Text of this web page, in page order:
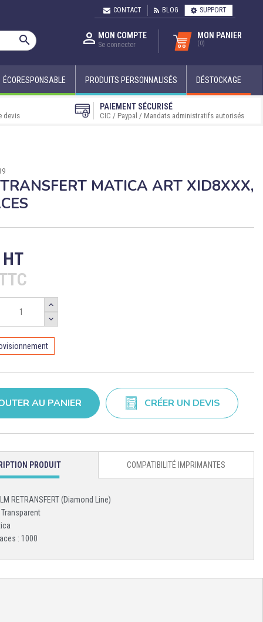
CONTACT BLOG SUPPORT
  MON COMPTE
Se connecter
MON PANIER
(0)
ÉCORESPONSABLE PRODUITS PERSONNALISÉS DÉSTOCKAGE
devis
PAIEMENT SÉCURISÉ
CIC / Paypal / Mandats administratifs autorisés
MATICA ART XID8XXX,
AU PANIER CRÉER UN DEVIS
PRODUIT COMPATIBILITÉ IMPRIMANTES
RETRANSFERT (Diamond Line)
: 1000